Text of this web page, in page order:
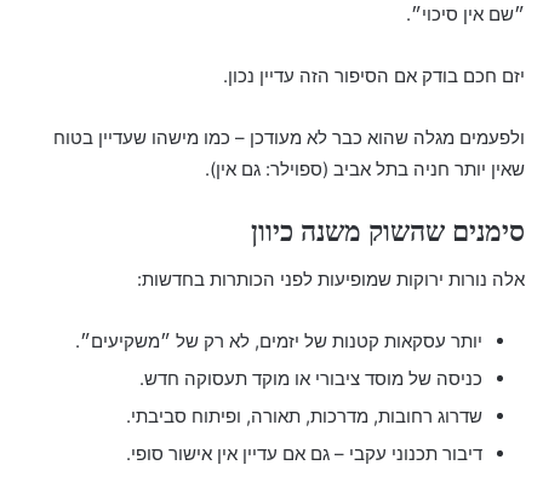
״שם אין סיכוי״.
יזם חכם בודק אם הסיפור הזה עדיין נכון.
ולפעמים מגלה שהוא כבר לא מעודכן – כמו מישהו שעדיין בטוח
שאין יותר חניה בתל אביב (ספוילר: גם אין).
סימנים שהשוק משנה כיוון
אלה נורות ירוקות שמופיעות לפני הכותרות בחדשות:
יותר עסקאות קטנות של יזמים, לא רק של ״משקיעים״.
כניסה של מוסד ציבורי או מוקד תעסוקה חדש.
שדרוג רחובות, מדרכות, תאורה, ופיתוח סביבתי.
דיבור תכנוני עקבי – גם אם עדיין אין אישור סופי.